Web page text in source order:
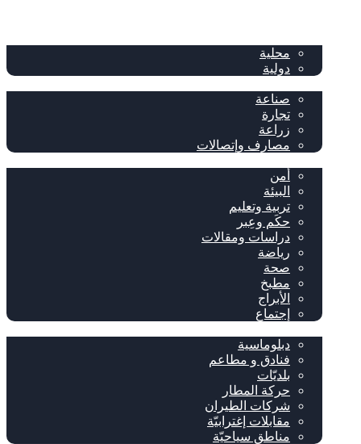
محلية
دولية
صناعة
تجارة
زراعة
مصارف وإتصالات
أمن
البيئة
تربية وتعليم
حكَم وعِبر
دراسات ومقالات
رياضة
صحة
مطبخ
الأبراج
إجتماع
دبلوماسية
فنادق و مطاعم
بلديّات
حركة المطار
شركات الطيران
مقابلات إغترابيّة
مناطق سياحيّة